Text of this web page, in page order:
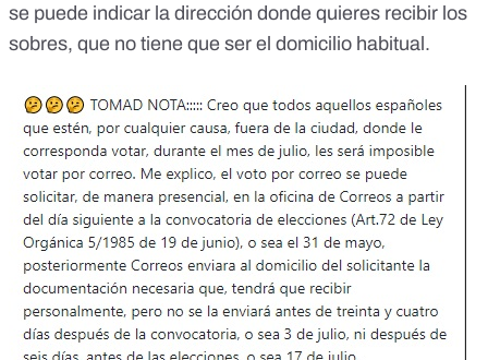
se puede indicar la dirección donde quieres recibir los
sobres, que no tiene que ser el domicilio habitual.